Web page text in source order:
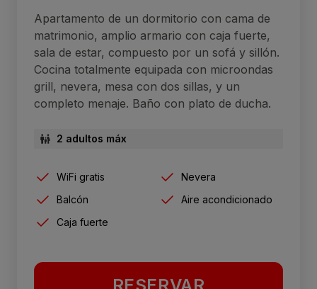
Apartamento de un dormitorio con cama de
matrimonio, amplio armario con caja fuerte,
sala de estar, compuesto por un sofá y sillón.
Cocina totalmente equipada con microondas
grill, nevera, mesa con dos sillas, y un
completo menaje. Baño con plato de ducha.
2 adultos máx
WiFi gratis
Nevera
Balcón
Aire acondicionado
Caja fuerte